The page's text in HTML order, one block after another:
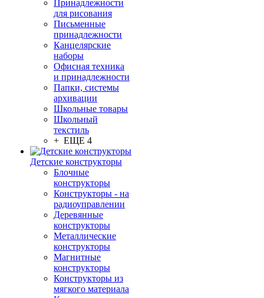
Принадлежности
для рисования
Письменные
принадлежности
Канцелярские
наборы
Офисная техника
и принадлежности
Папки, системы
архивации
Школьные товары
Школьный
текстиль
+ ЕЩЕ 4
Детские конструкторы
Блочные
конструкторы
Конструкторы - на
радиоуправлении
Деревянные
конструкторы
Металлические
конструкторы
Магнитные
конструкторы
Конструкторы из
мягкого материала